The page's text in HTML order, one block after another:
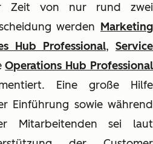
Zeit von nur rund zwei
werden Marketing
Hub Professional, Service
Operations Hub Professional
Eine große Hilfe
Einführung sowie während
Mitarbeitenden sei laut